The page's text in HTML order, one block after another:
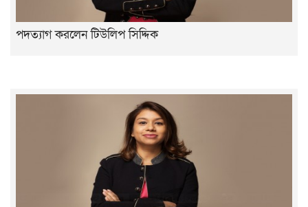
পদত্যাগ করলেন টিউলিপ সিদ্দিক